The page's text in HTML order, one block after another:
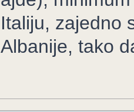
Italiju, zajedno
Albanije, tako